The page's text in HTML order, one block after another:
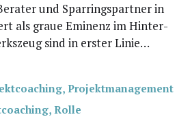
und Spar­rings­part­ner in
als graue Emi­nenz im Hin­ter­
sind in ers­ter Linie…
, Projektmanagement
, Rolle